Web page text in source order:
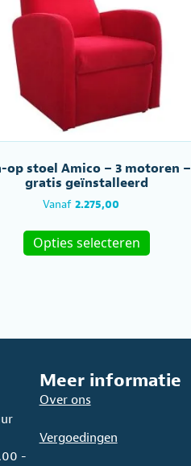
op stoel Amico – 3 motoren –
gratis geïnstalleerd
Vanaf 2.275,00
Opties selecteren
optie
gekozen
-
Meer informatie
Over ons
Vergoedingen